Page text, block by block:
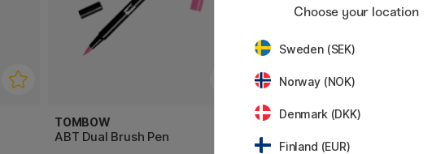
TOMBOW
ABT Dual Brush Pen
ZIG KURETAKE
Choose your location
Sweden (SEK)
Norway (NOK)
Denmark (DKK)
Finland (EUR)